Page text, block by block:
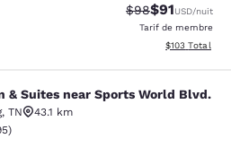
Tarif barré :
$98Tarif réduit :
$91USD/nuit
Tarif de membre
Afficher les
$103 Total
near Sports
& Suites near Sports World Blvd.
, TN
43.1 km
Bien. 2195 commentaires
)